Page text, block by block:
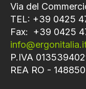
Via del
TEL: +39 0425
Fax: +39 0425
P.IVA
REA RO - 148850